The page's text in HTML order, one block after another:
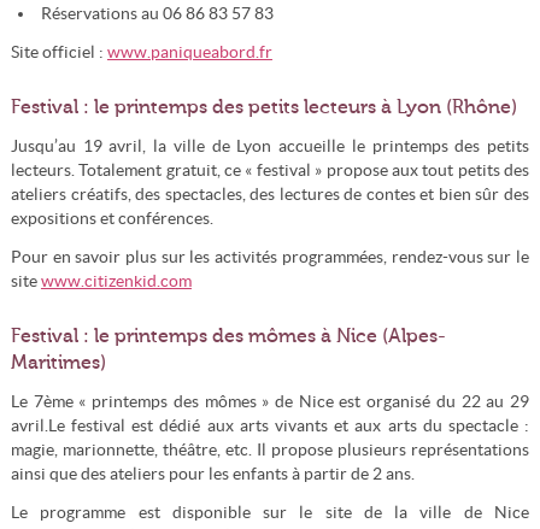
Réservations au 06 86 83 57 83
Site officiel : www.paniqueabord.fr
Festival : le printemps des petits lecteurs à Lyon (Rhône)
Jusqu’au 19 avril, la ville de Lyon accueille le printemps des petits
lecteurs. Totalement gratuit, ce « festival » propose aux tout petits des
ateliers créatifs, des spectacles, des lectures de contes et bien sûr des
expositions et conférences.
Pour en savoir plus sur les activités programmées, rendez-vous sur le
site www.citizenkid.com
Festival : le printemps des mômes à Nice (Alpes-
Maritimes)
Le 7ème « printemps des mômes » de Nice est organisé du 22 au 29
avril.Le festival est dédié aux arts vivants et aux arts du spectacle :
magie, marionnette, théâtre, etc. Il propose plusieurs représentations
ainsi que des ateliers pour les enfants à partir de 2 ans.
Le programme est disponible sur le site de la ville de Nice